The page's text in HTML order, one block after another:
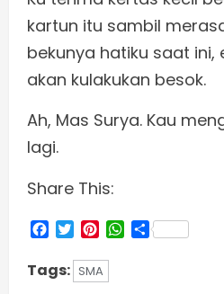
kartun itu sambil
bekunya hatiku saat
akan kulakukan besok.
Ah, Mas Surya. Kau
lagi.
Share This:
Facebook
TwitterPinterestWhatsApp
Share
Tags: SMA